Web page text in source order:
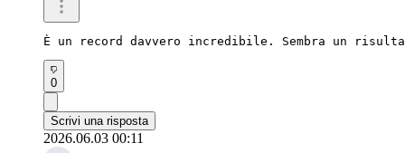
È un record davvero incredibile. Sembra un
0
Scrivi una risposta
2026.06.03 00:11